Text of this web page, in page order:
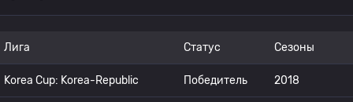
Лига Статус Сезоны
Korea Cup: Korea-Republic Победитель 2018